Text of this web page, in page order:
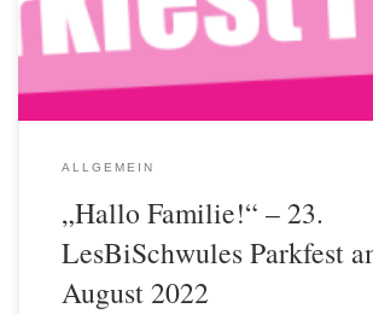
Lesben, Schwule, Bisexuelle und […]
ALLGEMEIN
„Hallo Familie!“ – 23.
LesBiSchwules Parkfest
August 2022